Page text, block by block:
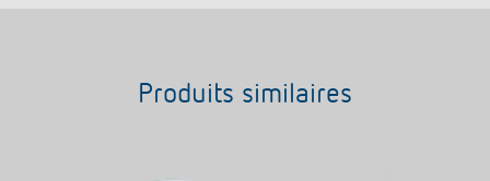
Produits similaires